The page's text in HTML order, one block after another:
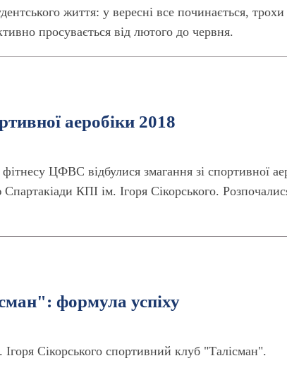
життя: у вересні все починається, трохи
просувається від лютого до червня.
аеробіки 2018
ЦФВС відбулися змагання зі спортивної
КПІ ім. Ігоря Сікорського.
формула успіху
Сікорського спортивний клуб "Талісман".